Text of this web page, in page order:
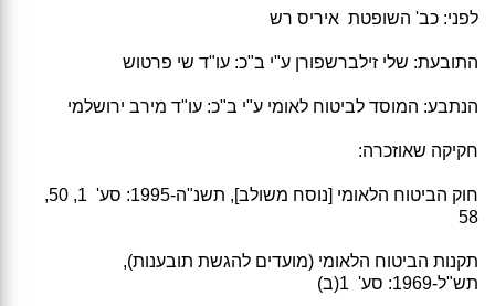
לפני: כב' השופטת איריס רש
התובעת: שלי זילברשפורן ע"י ב"כ: עו"ד שי פרטוש
הנתבע: המוסד לביטוח לאומי ע"י ב"כ: עו"ד מירב ירושלמי
חקיקה שאוזכרה:
חוק הביטוח הלאומי [נוסח משולב], תשנ"ה-1995: סע' 1, 50,
58
תקנות הביטוח הלאומי (מועדים להגשת תובענות),
תש"ל-1969: סע' 1(ב)